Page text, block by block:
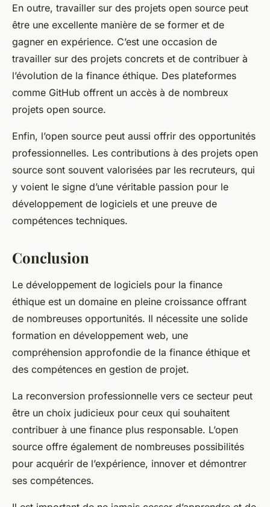
En outre, travailler sur des projets open source peut
être une excellente manière de se former et de
gagner en expérience. C’est une occasion de
travailler sur des projets concrets et de contribuer à
l’évolution de la finance éthique. Des plateformes
comme GitHub offrent un accès à de nombreux
projets open source.
Enfin, l’open source peut aussi offrir des opportunités
professionnelles. Les contributions à des projets open
source sont souvent valorisées par les recruteurs, qui
y voient le signe d’une véritable passion pour le
développement de logiciels et une preuve de
compétences techniques.
Conclusion
Le développement de logiciels pour la finance
éthique est un domaine en pleine croissance offrant
de nombreuses opportunités. Il nécessite une solide
formation en développement web, une
compréhension approfondie de la finance éthique et
des compétences en gestion de projet.
La reconversion professionnelle vers ce secteur peut
être un choix judicieux pour ceux qui souhaitent
contribuer à une finance plus responsable. L’open
source offre également de nombreuses possibilités
pour acquérir de l’expérience, innover et démontrer
ses compétences.